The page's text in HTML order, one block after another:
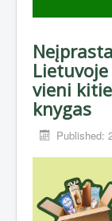
vieni
knygas
Published: